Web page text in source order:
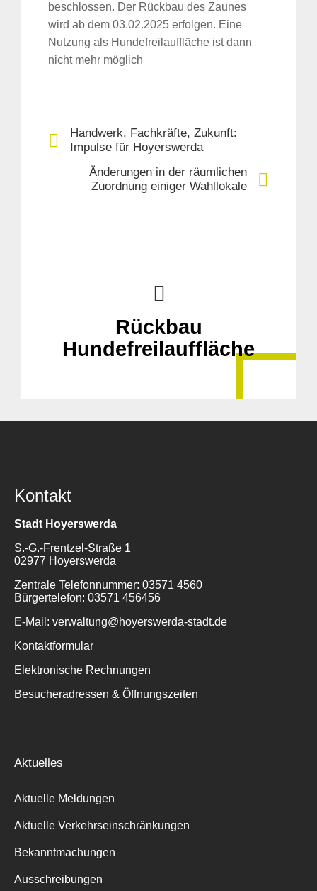
beschlossen. Der Rückbau des Zaunes
wird ab dem 03.02.2025 erfolgen. Eine
Nutzung als Hundefreilauffläche ist dann
nicht mehr möglich
Handwerk, Fachkräfte, Zukunft:
Impulse für Hoyerswerda
Änderungen in der räumlichen
Zuordnung einiger Wahllokale
Rückbau
Hundefreilauffläche
Kontakt
Stadt Hoyerswerda
S.-G.-Frentzel-Straße 1
02977 Hoyerswerda
Zentrale Telefonnummer: 03571 4560
Bürgertelefon: 03571 456456
E-Mail: verwaltung@hoyerswerda-stadt.de
Kontaktformular
Elektronische Rechnungen
Besucheradressen & Öffnungszeiten
Aktuelles
Aktuelle Meldungen
Aktuelle Verkehrseinschränkungen
Bekanntmachungen
Ausschreibungen